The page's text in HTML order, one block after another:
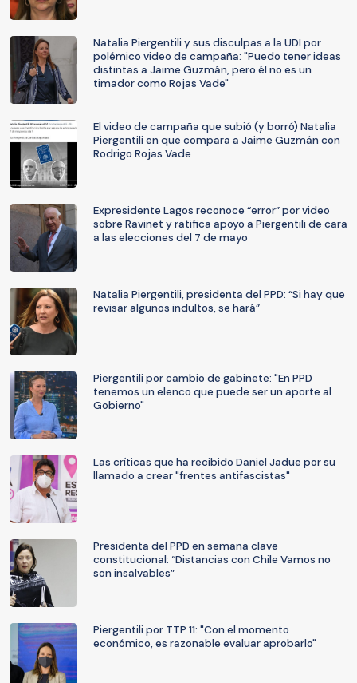
Natalia Piergentili y sus disculpas a la UDI por
polémico video de campaña: "Puedo tener ideas
distintas a Jaime Guzmán, pero él no es un
timador como Rojas Vade"
El video de campaña que subió (y borró) Natalia
Piergentili en que compara a Jaime Guzmán con
Rodrigo Rojas Vade
Expresidente Lagos reconoce “error” por video
sobre Ravinet y ratifica apoyo a Piergentili de cara
a las elecciones del 7 de mayo
Natalia Piergentili, presidenta del PPD: “Si hay que
revisar algunos indultos, se hará”
Piergentili por cambio de gabinete: "En PPD
tenemos un elenco que puede ser un aporte al
Gobierno"
Las críticas que ha recibido Daniel Jadue por su
llamado a crear "frentes antifascistas"
Presidenta del PPD en semana clave
constitucional: “Distancias con Chile Vamos no
son insalvables”
Piergentili por TTP 11: "Con el momento
económico, es razonable evaluar aprobarlo"